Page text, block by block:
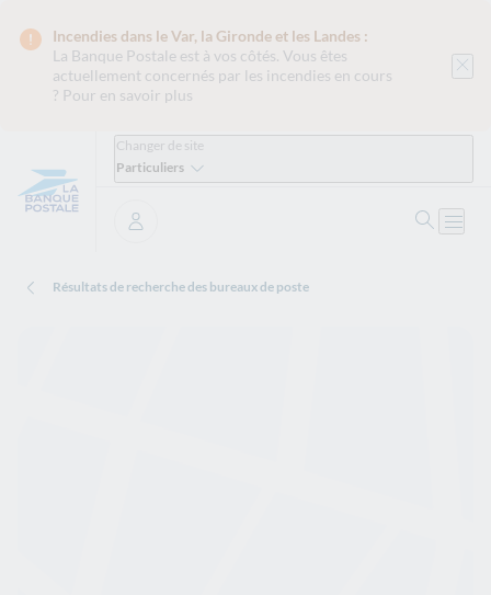
Incendies dans le Var, la Gironde et les Landes :
La Banque Postale est à vos côtés. Vous êtes
actuellement concernés par les incendies en cours
? Pour en savoir plus
Changer de site
Particuliers
Se connecter
Résultats de recherche des bureaux de poste